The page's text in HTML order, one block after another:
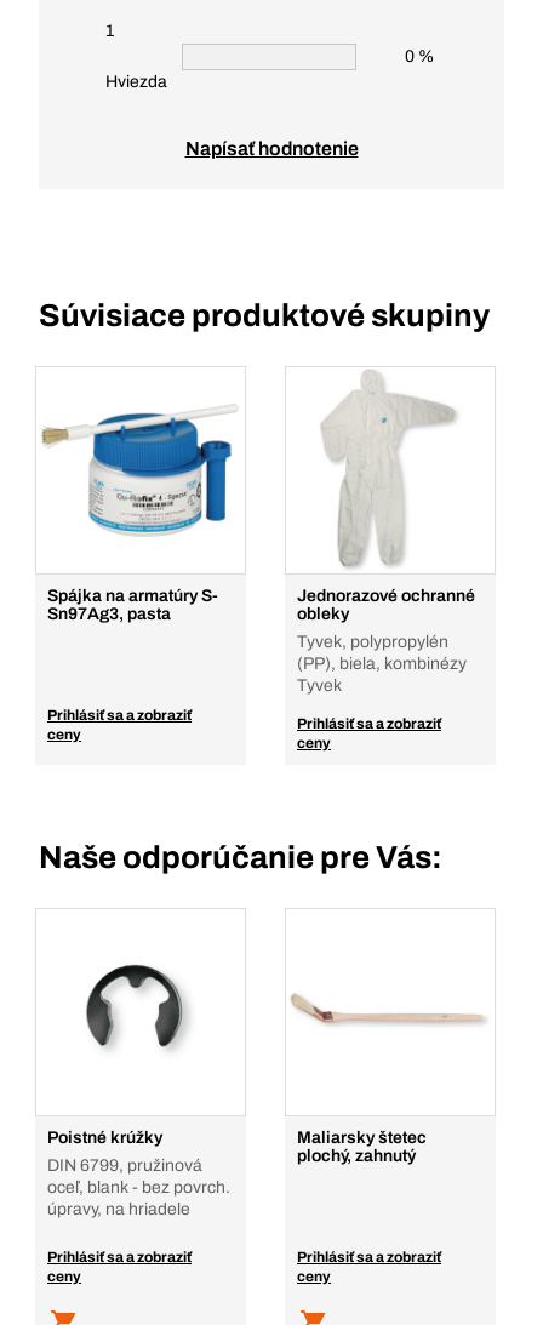
1
Hviezda
0 %
Napísať hodnotenie
Súvisiace produktové skupiny
Spájka na armatúry S-
Sn97Ag3, pasta
Prihlásiť sa a zobraziť
ceny
Jednorazové ochranné
obleky
Tyvek, polypropylén
(PP), biela, kombinézy
Tyvek
Prihlásiť sa a zobraziť
ceny
Naše odporúčanie pre Vás:
Poistné krúžky
DIN 6799, pružinová
oceľ, blank - bez povrch.
úpravy, na hriadele
Prihlásiť sa a zobraziť
ceny
Maliarsky štetec
plochý, zahnutý
Prihlásiť sa a zobraziť
ceny